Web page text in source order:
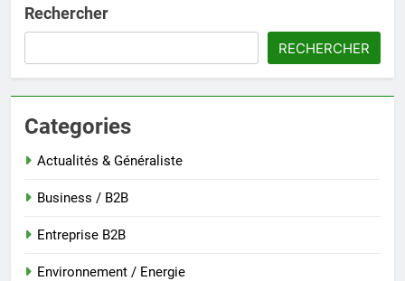
Rechercher
RECHERCHER
Categories
Actualités & Généraliste
Business / B2B
Entreprise B2B
Environnement / Energie